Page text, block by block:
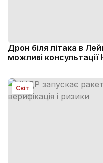
Дрон біля літака в
можливі
Світ